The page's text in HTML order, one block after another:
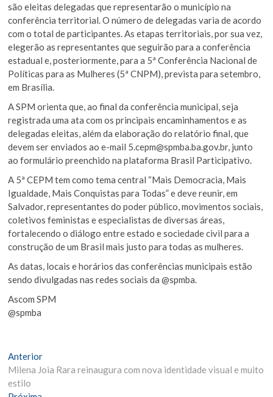
são eleitas delegadas que representarão o município na
conferência territorial. O número de delegadas varia de acordo
com o total de participantes. As etapas territoriais, por sua vez,
elegerão as representantes que seguirão para a conferência
estadual e, posteriormente, para a 5ª Conferência Nacional de
Políticas para as Mulheres (5ª CNPM), prevista para setembro,
em Brasília.
A SPM orienta que, ao final da conferência municipal, seja
registrada uma ata com os principais encaminhamentos e as
delegadas eleitas, além da elaboração do relatório final, que
devem ser enviados ao e-mail 5.cepm@spmba.ba.gov.br, junto
ao formulário preenchido na plataforma Brasil Participativo.
A 5ª CEPM tem como tema central “Mais Democracia, Mais
Igualdade, Mais Conquistas para Todas” e deve reunir, em
Salvador, representantes do poder público, movimentos sociais,
coletivos feministas e especialistas de diversas áreas,
fortalecendo o diálogo entre estado e sociedade civil para a
construção de um Brasil mais justo para todas as mulheres.
As datas, locais e horários das conferências municipais estão
sendo divulgadas nas redes sociais da @spmba.
Ascom SPM
@spmba
Navegação
de
AnteriorMatéria
Anterior:
Milena Joia Rara reinaugura com nova identidade visual e muito
estilo